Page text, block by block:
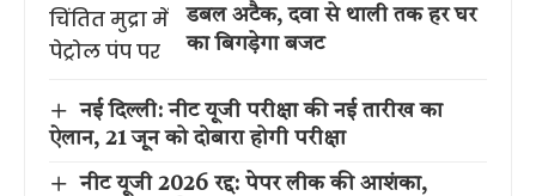
डबल अटैक, दवा से थाली तक हर घर
का बिगड़ेगा बजट
नई दिल्ली: नीट यूजी परीक्षा की नई तारीख का
ऐलान, 21 जून को दोबारा होगी परीक्षा
नीट यूजी 2026 रद्द: पेपर लीक की आशंका,